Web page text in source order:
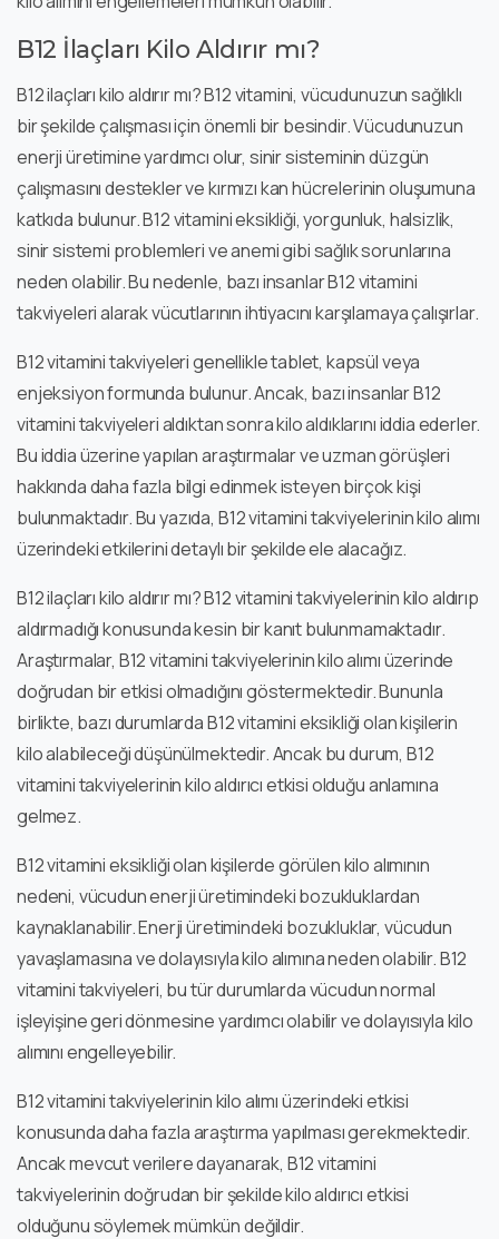
B12 İlaçları Kilo Aldırır mı?
B12 ilaçları kilo aldırır mı? B12 vitamini, vücudunuzun sağlıklı
bir şekilde çalışması için önemli bir besindir. Vücudunuzun
enerji üretimine yardımcı olur, sinir sisteminin düzgün
çalışmasını destekler ve kırmızı kan hücrelerinin oluşumuna
katkıda bulunur. B12 vitamini eksikliği, yorgunluk, halsizlik,
sinir sistemi problemleri ve anemi gibi sağlık sorunlarına
neden olabilir. Bu nedenle, bazı insanlar B12 vitamini
takviyeleri alarak vücutlarının ihtiyacını karşılamaya çalışırlar.
B12 vitamini takviyeleri genellikle tablet, kapsül veya
enjeksiyon formunda bulunur. Ancak, bazı insanlar B12
vitamini takviyeleri aldıktan sonra kilo aldıklarını iddia ederler.
Bu iddia üzerine yapılan araştırmalar ve uzman görüşleri
hakkında daha fazla bilgi edinmek isteyen birçok kişi
bulunmaktadır. Bu yazıda, B12 vitamini takviyelerinin kilo alımı
üzerindeki etkilerini detaylı bir şekilde ele alacağız.
B12 ilaçları kilo aldırır mı? B12 vitamini takviyelerinin kilo aldırıp
aldırmadığı konusunda kesin bir kanıt bulunmamaktadır.
Araştırmalar, B12 vitamini takviyelerinin kilo alımı üzerinde
doğrudan bir etkisi olmadığını göstermektedir. Bununla
birlikte, bazı durumlarda B12 vitamini eksikliği olan kişilerin
kilo alabileceği düşünülmektedir. Ancak bu durum, B12
vitamini takviyelerinin kilo aldırıcı etkisi olduğu anlamına
gelmez.
B12 vitamini eksikliği olan kişilerde görülen kilo alımının
nedeni, vücudun enerji üretimindeki bozukluklardan
kaynaklanabilir. Enerji üretimindeki bozukluklar, vücudun
yavaşlamasına ve dolayısıyla kilo alımına neden olabilir. B12
vitamini takviyeleri, bu tür durumlarda vücudun normal
işleyişine geri dönmesine yardımcı olabilir ve dolayısıyla kilo
alımını engelleyebilir.
B12 vitamini takviyelerinin kilo alımı üzerindeki etkisi
konusunda daha fazla araştırma yapılması gerekmektedir.
Ancak mevcut verilere dayanarak, B12 vitamini
takviyelerinin doğrudan bir şekilde kilo aldırıcı etkisi
olduğunu söylemek mümkün değildir.